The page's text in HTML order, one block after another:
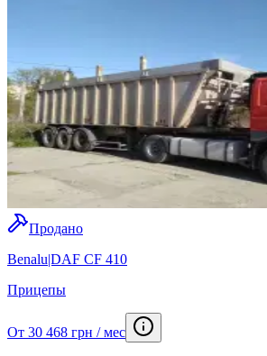
Продано
Benalu|DAF CF 410
Прицепы
От 30 468 грн / мес